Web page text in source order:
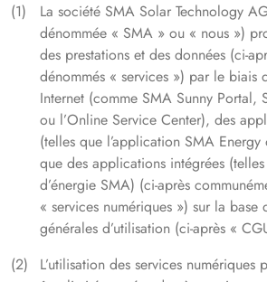
La société SMA Solar Technology
dénommée « SMA » ou « nous »)
des prestations et des données (ci-
dénommés « services ») par le biais
Internet (comme SMA Sunny Portal,
ou l’Online Service Center), des
(telles que l’application SMA
que des applications intégrées
d’énergie SMA) (ci-après
« services numériques ») sur la base
générales d’utilisation (ci-après «
L’utilisation des services numériques